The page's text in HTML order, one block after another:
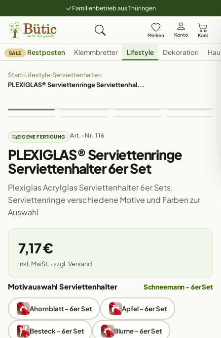
Familienbetrieb aus Thüringen
Merken Konto Korb
SALE Restposten Klemmbretter Lifestyle Dekoration
Start›Lifestyle›Serviettenhalter›
PLEXIGLAS® Serviettenringe Serviettenhal...
EIGENE FERTIGUNG Art.-Nr. 116
PLEXIGLAS® Serviettenringe
Serviettenhalter 6er Set
Plexiglas Acrylglas Serviettenhalter 6er Sets,
Serviettenringe verschiedene Motive und Farben zur
Auswahl
7,17 €
inkl. MwSt. · zzgl. Versand
Motivauswahl Serviettenhalter Schneemann - 6er Set
Ahornblatt - 6er Set Apfel - 6er Set
Besteck - 6er Set Blume - 6er Set